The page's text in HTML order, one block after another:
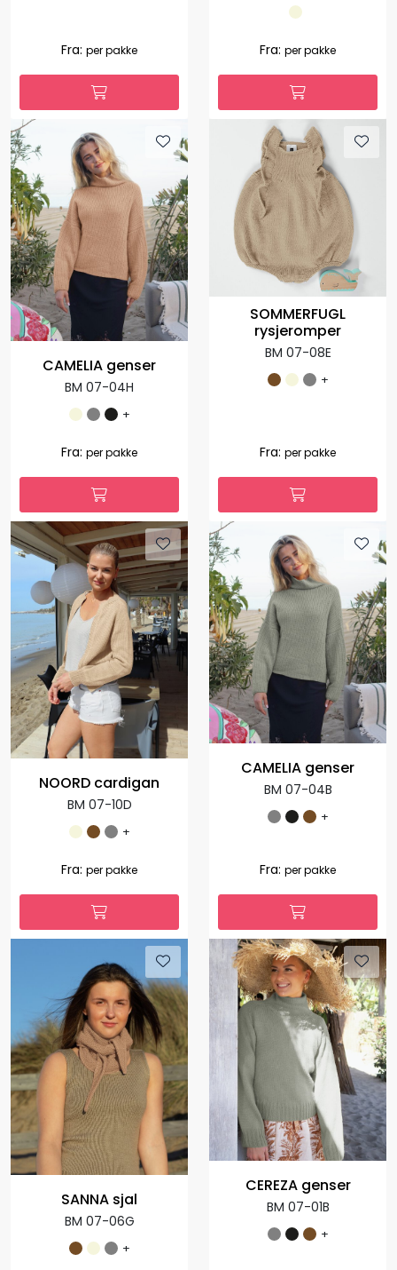
Fra: per pakke Fra: per pakke
CAMELIA genser
BM 07-04H
+
Fra: per pakke
SOMMERFUGL
rysjeromper
BM 07-08E
+
Fra: per pakke
NOORD cardigan
BM 07-10D
+
Fra: per pakke
CAMELIA genser
BM 07-04B
+
Fra: per pakke
SANNA sjal
BM 07-06G
+
CEREZA genser
BM 07-01B
+